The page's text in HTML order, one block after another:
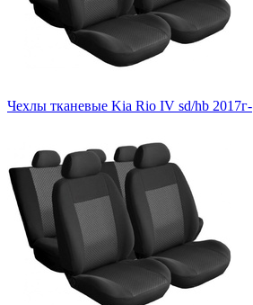
Чехлы тканевые Kia Rio IV sd/hb 2017г-